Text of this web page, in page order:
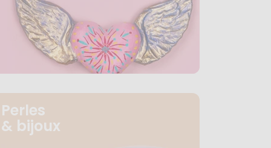
Perles
& bijoux